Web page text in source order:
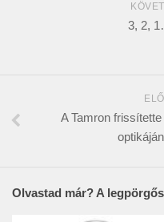
3, 2,
A Tamron
Olvastad már? A